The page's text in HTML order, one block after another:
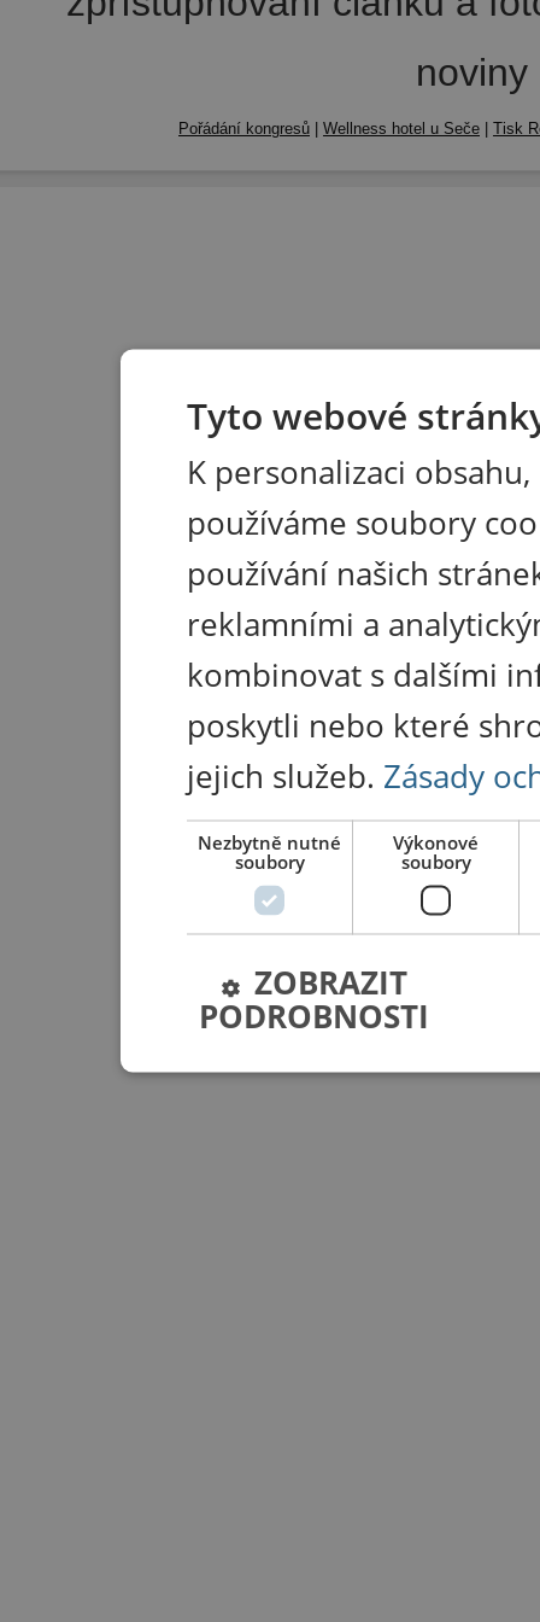
Pořádání kongresů | Wellness hotel u Seče | Tisk
Tyto webové
K personalizaci
používáme soubory
používání našich
reklamními a
kombinovat s dalšími
poskytli nebo které
jejich služeb. Zásady
Nezbytně nutné
soubory
Výkonové
soubory
ZOBRAZIT
PODROBNOSTI